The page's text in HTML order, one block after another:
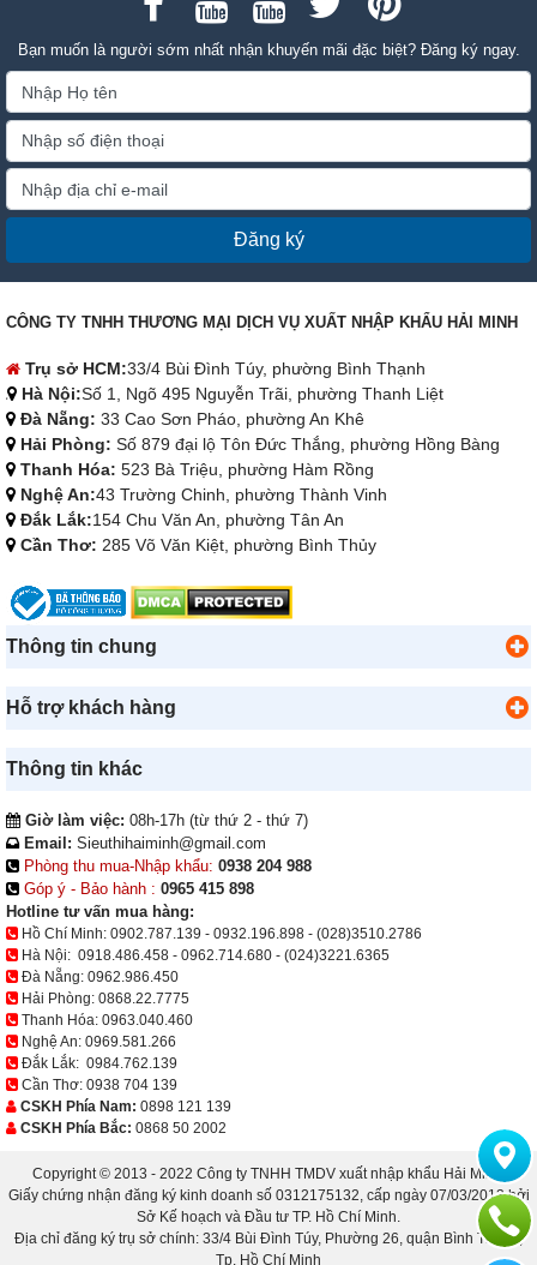
Bạn muốn là người sớm nhất nhận khuyến mãi đặc biệt? Đăng ký ngay.
Đăng ký
CÔNG TY TNHH THƯƠNG MẠI DỊCH VỤ XUẤT NHẬP KHẨU HẢI MINH
Trụ sở HCM:33/4 Bùi Đình Túy, phường Bình Thạnh
Hà Nội:Số 1, Ngõ 495 Nguyễn Trãi, phường Thanh Liệt
Đà Nẵng: 33 Cao Sơn Pháo, phường An Khê
Hải Phòng: Số 879 đại lộ Tôn Đức Thắng, phường Hồng Bàng
Thanh Hóa: 523 Bà Triệu, phường Hàm Rồng
Nghệ An:43 Trường Chinh, phường Thành Vinh
Đắk Lắk:154 Chu Văn An, phường Tân An
Cần Thơ: 285 Võ Văn Kiệt, phường Bình Thủy
Thông tin chung
Hỗ trợ khách hàng
Thông tin khác
Giờ làm việc: 08h-17h (từ thứ 2 - thứ 7)
Email: Sieuthihaiminh@gmail.com
Phòng thu mua-Nhập khẩu: 0938 204 988
Góp ý - Bảo hành : 0965 415 898
Hotline tư vấn mua hàng:
Hồ Chí Minh: 0902.787.139 - 0932.196.898 - (028)3510.2786
Hà Nội: 0918.486.458 - 0962.714.680 - (024)3221.6365
Đà Nẵng: 0962.986.450
Hải Phòng: 0868.22.7775
Thanh Hóa: 0963.040.460
Nghệ An: 0969.581.266
Đắk Lắk: 0984.762.139
Cần Thơ: 0938 704 139
CSKH Phía Nam: 0898 121 139
CSKH Phía Bắc: 0868 50 2002
Copyright © 2013 - 2022 Công ty TNHH TMDV xuất nhập khẩu Hải Minh.
Giấy chứng nhận đăng ký kinh doanh số 0312175132, cấp ngày 07/03/2013 bởi
Sở Kế hoạch và Đầu tư TP. Hồ Chí Minh.
Địa chỉ đăng ký trụ sở chính: 33/4 Bùi Đình Túy, Phường 26, quận Bình Thạnh,
Tp. Hồ Chí Minh